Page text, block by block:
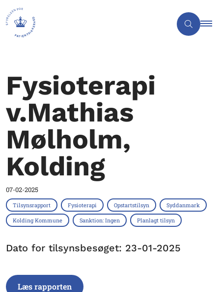
Fysioterapi
v.Mathias
Mølholm,
Kolding
07-02-2025
Tilsynsrapport Fysioterapi Opstartstilsyn Syddanmark
Kolding Kommune Sanktion: Ingen Planlagt tilsyn
Dato for tilsynsbesøget: 23-01-2025
Læs rapporten